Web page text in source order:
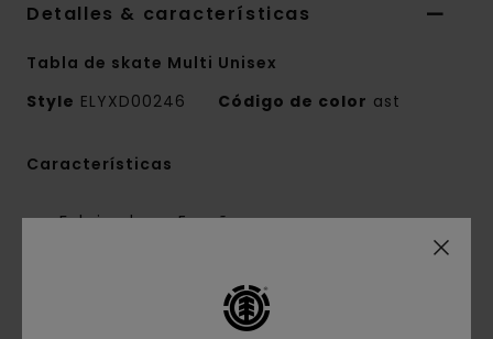
Detalles & características
Tabla de skate Multi Unisex
Style ELYXD00246 Código de color ast
Características
Fabricado en España
6,345" / 16,1 cm
14,25" / 36,2 cm